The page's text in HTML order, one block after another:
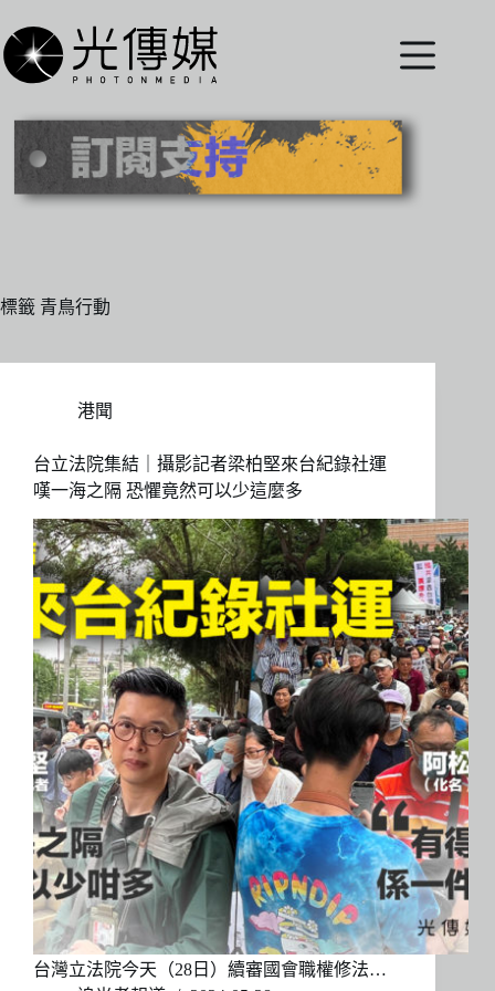
至
主
內
標籤 青鳥行動
港聞
台立法院集結｜攝影記者梁柏堅來台紀錄社運
嘆一海之隔 恐懼竟然可以少這麼多
台灣立法院今天（28日）續審國會職權修法…